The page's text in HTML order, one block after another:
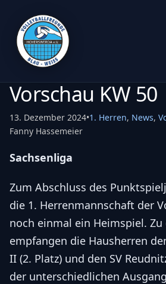
Vorschau KW 50
13. Dezember 2024•1. Herren, News,
Fanny Hassemeier
Sachsenliga
Zum Abschluss des
die 1. Herrenmannschaft der
noch einmal ein Heimspiel. Zu
empfangen die Hausherren
II (2. Platz) und den SV
der unterschiedlichen